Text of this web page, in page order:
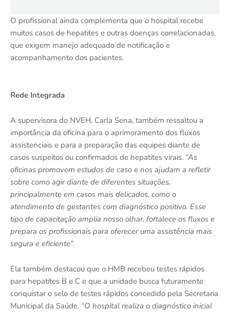
O profissional ainda complementa que o hospital recebe
muitos casos de hepatites e outras doenças correlacionadas,
que exigem manejo adequado de notificação e
acompanhamento dos pacientes.
Rede Integrada
A supervisora do NVEH, Carla Sena, também ressaltou a
importância da oficina para o aprimoramento dos fluxos
assistenciais e para a preparação das equipes diante de
casos suspeitos ou confirmados de hepatites virais. “As
oficinas promovem estudos de caso e nos ajudam a refletir
sobre como agir diante de diferentes situações,
principalmente em casos mais delicados, como o
atendimento de gestantes com diagnóstico positivo. Esse
tipo de capacitação amplia nosso olhar, fortalece os fluxos e
prepara os profissionais para oferecer uma assistência mais
segura e eficiente”.
Ela também destacou que o HMB recebeu testes rápidos
para hepatites B e C e que a unidade busca futuramente
conquistar o selo de testes rápidos concedido pela Secretaria
Municipal da Saúde. “O hospital realiza o diagnóstico inicial